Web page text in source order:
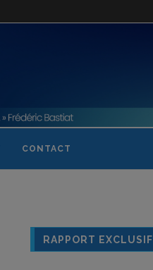
CONTACT
RAPPORT EXCLUSIF